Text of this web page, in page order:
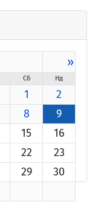
»
Сб Нд
1
2
8
9
15
16
22
23
29
30